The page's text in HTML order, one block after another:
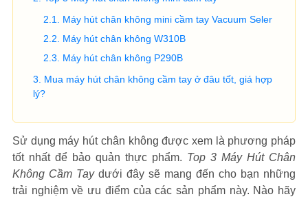
Máy hút chân không mini cầm tay Vacuum Seler
Máy hút chân không W310B
Máy hút chân không P290B
Mua máy hút chân không cầm tay ở đâu tốt, giá hợp
lý?
Sử dụng máy hút chân không được xem là phương pháp
tốt nhất để bảo quản thực phẩm. Top 3 Máy Hút Chân
Không Cầm Taydưới đây sẽ mang đến cho bạn những
trải nghiệm về ưu điểm của các sản phẩm này. Nào hãy